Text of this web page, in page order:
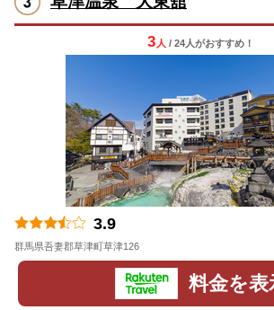
3 人 / 24人がおすすめ！
3.9
群馬県吾妻郡草津町草津126
料金を表